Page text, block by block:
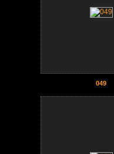
049